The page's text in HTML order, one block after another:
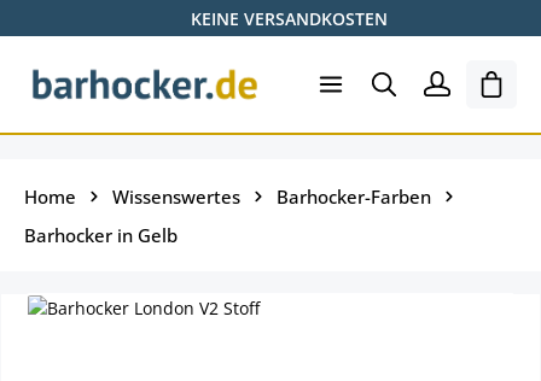
Zum Hauptinhalt springenKEINE VERSANDKOSTEN
Home Wissenswertes
Barhocker-Farben
Barhocker in Gelb